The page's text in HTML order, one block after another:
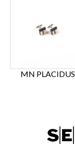
MN PLACIDUS